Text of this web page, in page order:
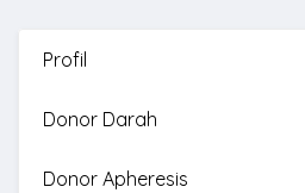
Profil
Donor Darah
Donor Apheresis